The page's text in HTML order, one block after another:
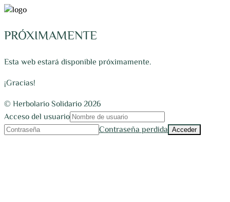
PRÓXIMAMENTE
Esta web estará disponible próximamente.
¡Gracias!
© Herbolario Solidario 2026
Acceso del usuario
Contraseña perdida